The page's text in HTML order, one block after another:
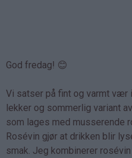
God fredag! 😊
Vi satser på fint og varmt vær
lekker og sommerlig variant
som lages med musserende
Rosévin gjør at drikken blir
smak. Jeg kombinerer